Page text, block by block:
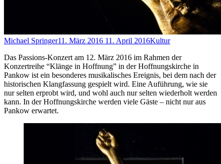
Michael Springer11. März 2016 11. April 2016Kultur
Das Passions-Konzert am 12. März 2016 im Rahmen der
Konzertreihe “Klänge in Hoffnung” in der Hoffnungskirche in
Pankow ist ein besonderes musikalisches Ereignis, bei dem nach der
historischen Klangfassung gespielt wird. Eine Auführung, wie sie
nur selten erprobt wird, und wohl auch nur selten wiederholt werden
kann. In der Hoffnungskirche werden viele Gäste – nicht nur aus
Pankow erwartet.